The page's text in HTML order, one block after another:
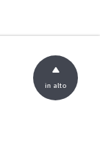
in alto